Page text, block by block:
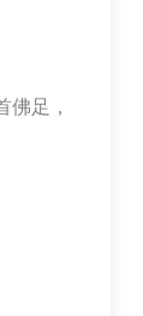
足，